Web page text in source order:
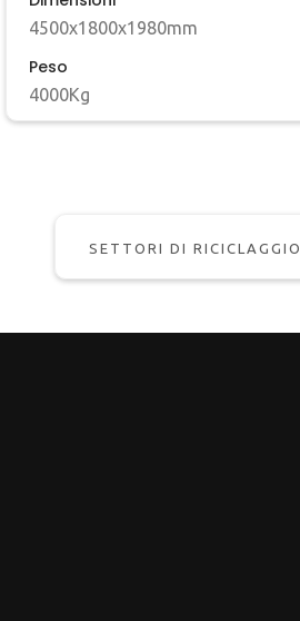
4500x1800x1980mm
Peso
4000Kg
SETTORI DI RICICLAGGIO